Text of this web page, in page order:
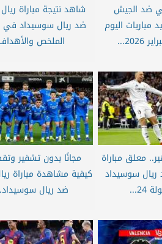
ضد الجيش
مباريات اليوم
شاهد نتيجة مباراة
ضد ريال سوسيداد في
الملخص
معلق مباراة
ريال سوسيداد
مجانًا بدون تشفير
كيفية مشاهدة مباراة
ضد ريال